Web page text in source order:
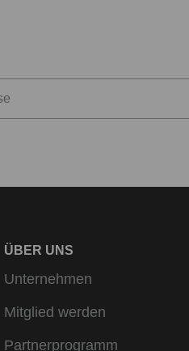
perfekten Look
vielseitige Auswahl für
zeichnen sich durch zeitlose
Wasser noch auf Lande auf
ÜBER UNS
Unternehmen
Mitglied werden
Partnerprogramm